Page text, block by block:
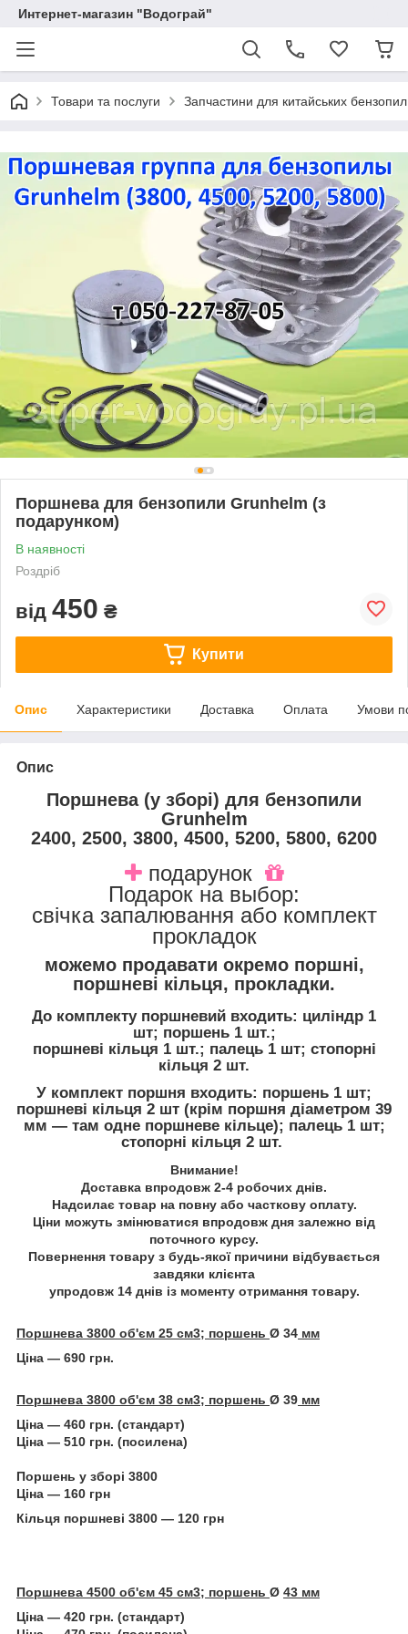
Интернет-магазин "Водограй"
Товари та послуги Запчастини для китайських бензопил
Поршнева для бензопили Grunhelm (з
подарунком)
В наявності
Роздріб
від 450 ₴
Купити
Опис Характеристики Доставка Оплата Умови
Опис
Поршнева (у зборі) для бензопили
Grunhelm
2400, 2500, 3800, 4500, 5200, 5800, 6200
подарунок
Подарок на выбор:
свічка запалювання або комплект
прокладок
можемо продавати окремо поршні,
поршневі кільця, прокладки.
До комплекту поршневий входить: циліндр 1
шт; поршень 1 шт.;
поршневі кільця 1 шт.; палець 1 шт; стопорні
кільця 2 шт.
У комплект поршня входить: поршень 1 шт;
поршневі кільця 2 шт (крім поршня діаметром 39
мм — там одне поршневе кільце); палець 1 шт;
стопорні кільця 2 шт.
Внимание!
Доставка впродовж 2-4 робочих днів.
Надсилає товар на повну або часткову оплату.
Ціни можуть змінюватися впродовж дня залежно від
поточного курсу.
Повернення товару з будь-якої причини відбувається
завдяки клієнта
упродовж 14 днів із моменту отримання товару.
Поршнева 3800 об'єм 25 см3; поршень Ø 34 мм
Ціна — 690 грн.
Поршнева 3800 об'єм 38 см3; поршень Ø 39 мм
Ціна — 460 грн. (стандарт)
Ціна — 510 грн. (посилена)
Поршень у зборі 3800
Ціна — 160 грн
Кільця поршневі 3800 — 120 грн
Поршнева 4500 об'єм 45 см3; поршень Ø 43 мм
Ціна — 420 грн. (стандарт)